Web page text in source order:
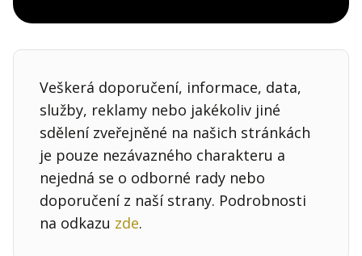
Veškerá doporučení, informace, data,
služby, reklamy nebo jakékoliv jiné
sdělení zveřejněné na našich stránkách
je pouze nezávazného charakteru a
nejedná se o odborné rady nebo
doporučení z naší strany. Podrobnosti
na odkazu zde.